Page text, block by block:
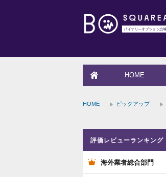
HOME
HOME ピックアップ
評価レビューランキング
海外業者総合部門